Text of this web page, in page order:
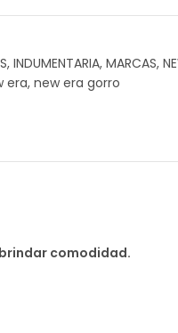
, INDUMENTARIA, MARCAS,
era, new era gorro
comodidad.